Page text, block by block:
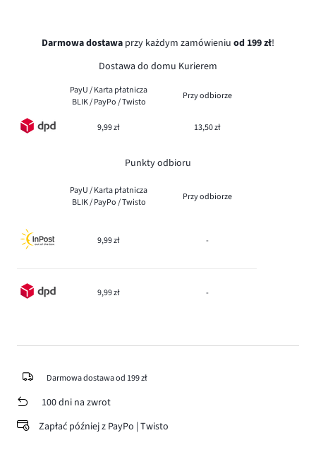
Darmowa dostawa przy każdym zamówieniu od 199 zł!
Dostawa do domu Kurierem
PayU / Karta płatnicza
BLIK / PayPo / Twisto
Przy odbiorze
9,99 zł 13,50 zł
Punkty odbioru
PayU / Karta płatnicza
BLIK / PayPo / Twisto
Przy odbiorze
9,99 zł -
9,99 zł -
Darmowa dostawa od 199 zł
100 dni na zwrot
Zapłać później z PayPo | Twisto